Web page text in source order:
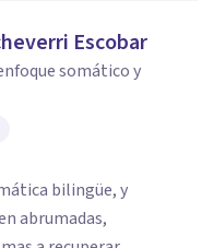
Escobar
somático y
bilingüe, y
abrumadas,